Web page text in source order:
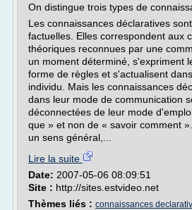
On distingue trois types de
Les connaissances déclaratives
factuelles. Elles correspondent aux
théoriques reconnues par une
un moment déterminé, s'expriment
forme de règles et s'actualisent
individu. Mais les connaissances
dans leur mode de communication
déconnectées de leur mode
que » et non de « savoir comment
un sens général,...
Lire la suite
Date: 2007-05-06 08:09:51
Site : http://sites.estvideo.net
Thèmes liés : connaissances